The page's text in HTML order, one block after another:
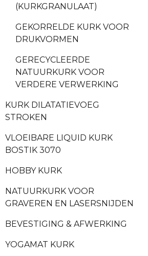
(KURKGRANULAAT)
GEKORRELDE KURK VOOR
DRUKVORMEN
GERECYCLEERDE
NATUURKURK VOOR
VERDERE VERWERKING
KURK DILATATIEVOEG
STROKEN
VLOEIBARE LIQUID KURK
BOSTIK 3070
HOBBY KURK
NATUURKURK VOOR
GRAVEREN EN LASERSNIJDEN
BEVESTIGING & AFWERKING
YOGAMAT KURK